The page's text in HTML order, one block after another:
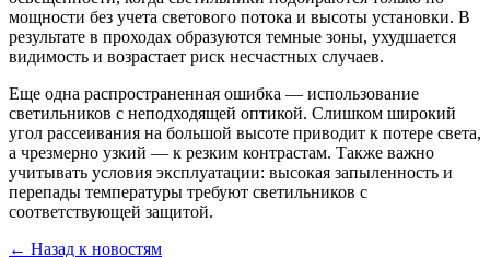
мощности без учета светового потока и высоты установки. В
результате в проходах образуются темные зоны, ухудшается
видимость и возрастает риск несчастных случаев.
Еще одна распространенная ошибка — использование
светильников с неподходящей оптикой. Слишком широкий
угол рассеивания на большой высоте приводит к потере света,
а чрезмерно узкий — к резким контрастам. Также важно
учитывать условия эксплуатации: высокая запыленность и
перепады температуры требуют светильников с
соответствующей защитой.
← Назад к новостям